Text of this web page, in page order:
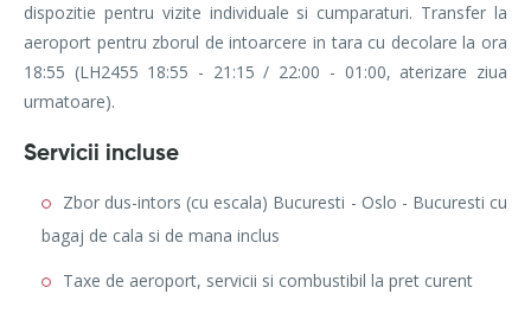
dispozitie pentru vizite individuale si cumparaturi. Transfer la
aeroport pentru zborul de intoarcere in tara cu decolare la ora
18:55 (LH2455 18:55 - 21:15 / 22:00 - 01:00, aterizare ziua
urmatoare).
Servicii incluse
Zbor dus-intors (cu escala) Bucuresti - Oslo - Bucuresti cu
bagaj de cala si de mana inclus
Taxe de aeroport, servicii si combustibil la pret curent